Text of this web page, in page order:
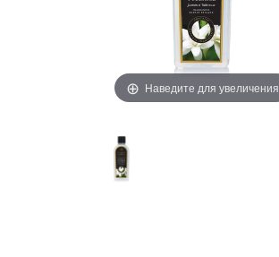
Наведите для увеличения